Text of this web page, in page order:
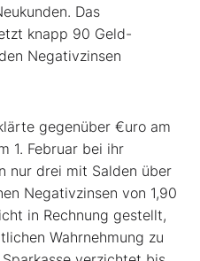
Das
knapp 90 Geld-
Negativzinsen
gegenüber €uro am
1. Februar bei ihr
nur drei mit Salden über
Negativzinsen von 1,90
in Rechnung gestellt,
Wahrnehmung zu